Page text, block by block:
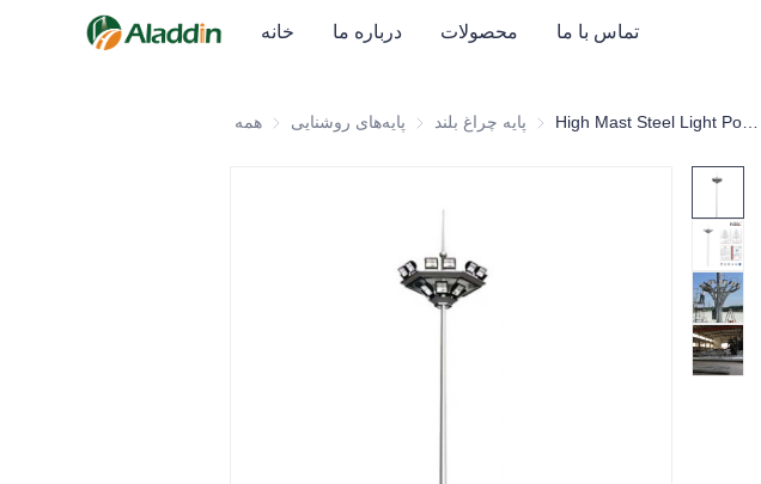
خانه درباره ما محصولات تماس با ما
همه پایه‌های روشنایی پایه‌های روشنایی
پایه چراغ بلند پایه چراغ بلند